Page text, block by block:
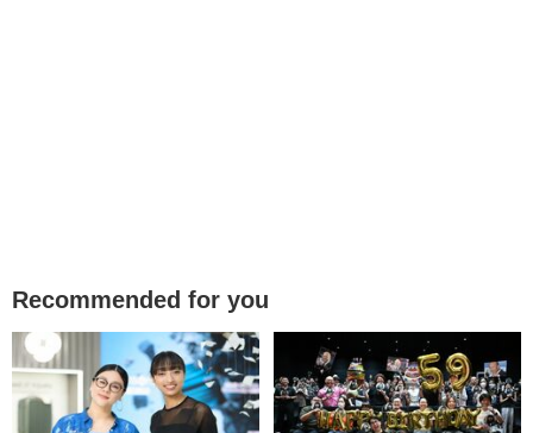
Recommended for you